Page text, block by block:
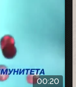
00:20